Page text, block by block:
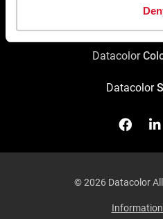
Datacolor
Datacolor
© 2026 Datacolor